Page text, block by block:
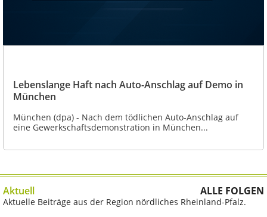
Lebenslange Haft nach Auto-Anschlag auf Demo in
München
München (dpa) - Nach dem tödlichen Auto-Anschlag auf
eine Gewerkschaftsdemonstration in München...
Aktuell ALLE FOLGEN
Aktuelle Beiträge aus der Region nördliches Rheinland-Pfalz.